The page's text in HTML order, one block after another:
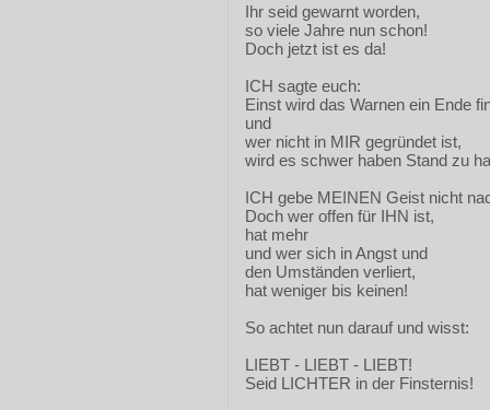
Ihr seid gewarnt worden,
so viele Jahre nun schon!
Doch jetzt ist es da!
ICH sagte euch:
Einst wird das Warnen ein Ende
und
wer nicht in MIR gegründet ist,
wird es schwer haben Stand zu
ICH gebe MEINEN Geist nicht
Doch wer offen für IHN ist,
hat mehr
und wer sich in Angst und
den Umständen verliert,
hat weniger bis keinen!
So achtet nun darauf und wisst:
LIEBT - LIEBT - LIEBT!
Seid LICHTER in der Finsternis!